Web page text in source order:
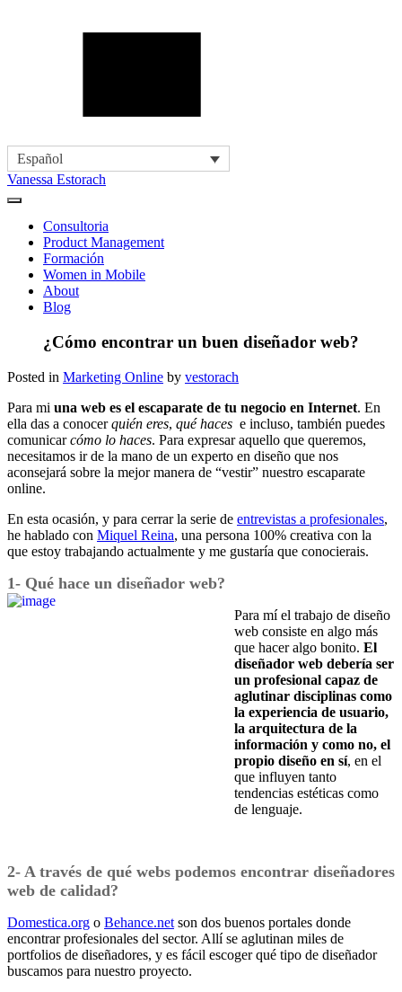
Español
Vanessa Estorach
Consultoria
Product Management
Formación
Women in Mobile
About
Blog
¿Cómo encontrar un buen diseñador web?
Posted in Marketing Online by vestorach
Para mi una web es el escaparate de tu negocio en Internet. En
ella das a conocerquién eres, qué haces e incluso, también puedes
comunicarcómo lo haces. Para expresar aquello que queremos,
necesitamos ir de la mano de un experto en diseño que nos
aconsejará sobre la mejor manera de “vestir” nuestro escaparate
online.
En esta ocasión, y para cerrar la serie de entrevistas a profesionales,
he hablado con Miquel Reina, una persona 100% creativa con la
que estoy trabajando actualmente y me gustaría que conocierais.
1- Qué hace un diseñador web?
Para mí el trabajo de diseño
web consiste en algo más
que hacer algo bonito. El
diseñador web debería ser
un profesional capaz de
aglutinar disciplinas como
la experiencia de usuario,
la arquitectura de la
información y como no, el
propio diseño en sí, en el
que influyen tanto
tendencias estéticas como
de lenguaje.
2- A través de qué webs podemos encontrar diseñadores
web de calidad?
Domestica.org o Behance.net son dos buenos portales donde
encontrar profesionales del sector. Allí se aglutinan miles de
portfolios de diseñadores, y es fácil escoger qué tipo de diseñador
buscamos para nuestro proyecto.